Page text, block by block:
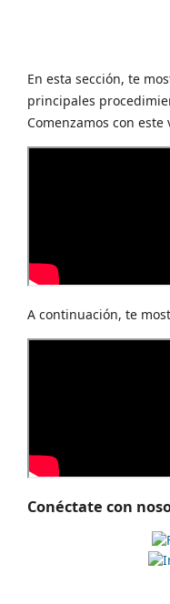
En esta sección, te
principales
Comenzamos con
A continuación, te
Conéctate con